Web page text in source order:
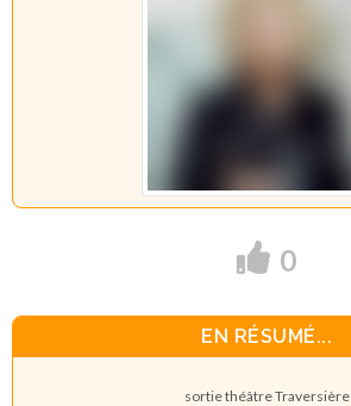
0
EN RÉSUMÉ...
sortie théâtre Traversière